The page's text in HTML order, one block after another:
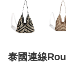
泰國連線